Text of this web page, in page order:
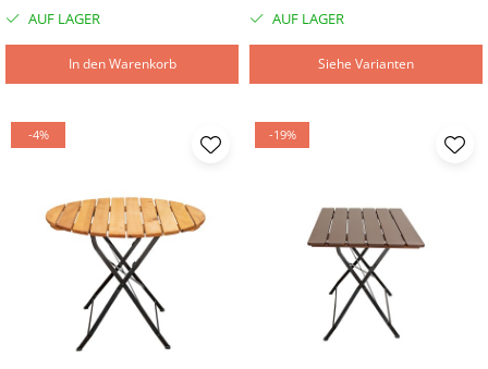
AUF LAGER
In den Warenkorb
AUF LAGER
Siehe Varianten
-4% -19%